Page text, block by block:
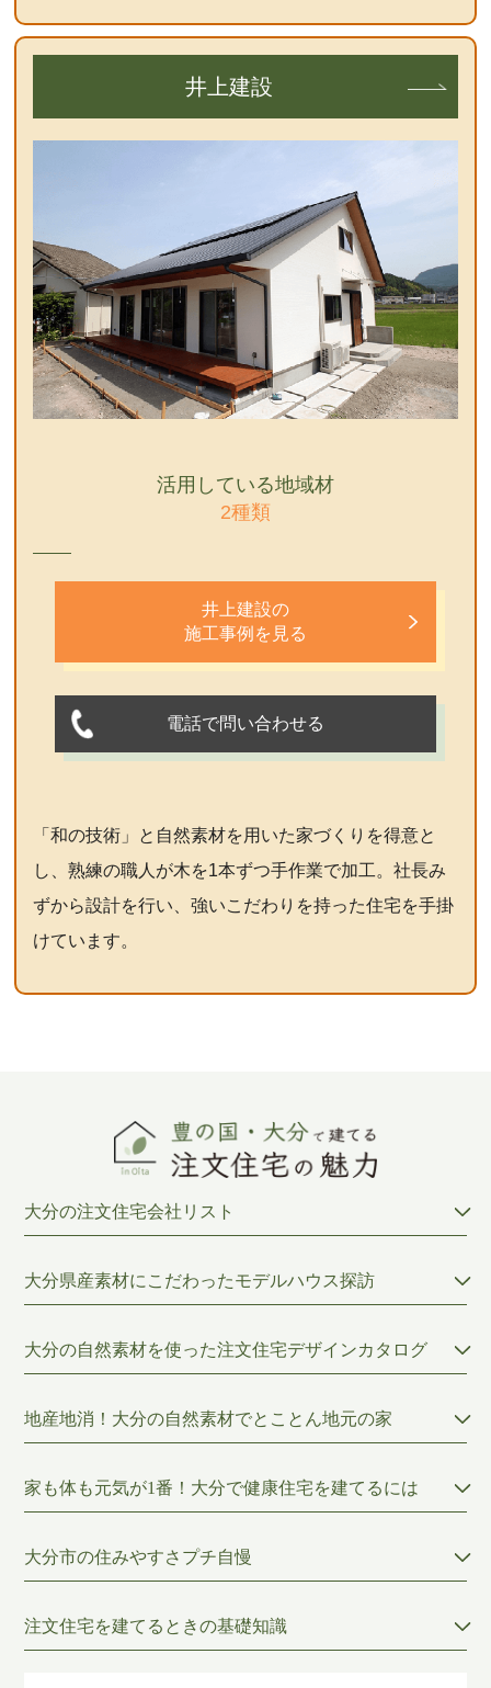
井上建設
活用している地域材
2種類
井上建設の
施工事例を見る
電話で問い合わせる
「和の技術」と自然素材を用いた家づくりを得意と
し、熟練の職人が木を1本ずつ手作業で加工。社長み
ずから設計を行い、強いこだわりを持った住宅を手掛
けています。
大分の注文住宅会社リスト
大分県産素材にこだわったモデルハウス探訪
大分の自然素材を使った注文住宅デザインカタログ
地産地消！大分の自然素材でとことん地元の家
家も体も元気が1番！大分で健康住宅を建てるには
大分市の住みやすさプチ自慢
注文住宅を建てるときの基礎知識